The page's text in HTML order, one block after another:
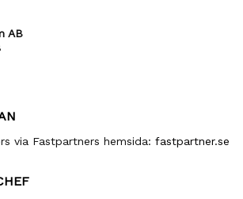
AB
via Fastpartners hemsida: fastpartner.se